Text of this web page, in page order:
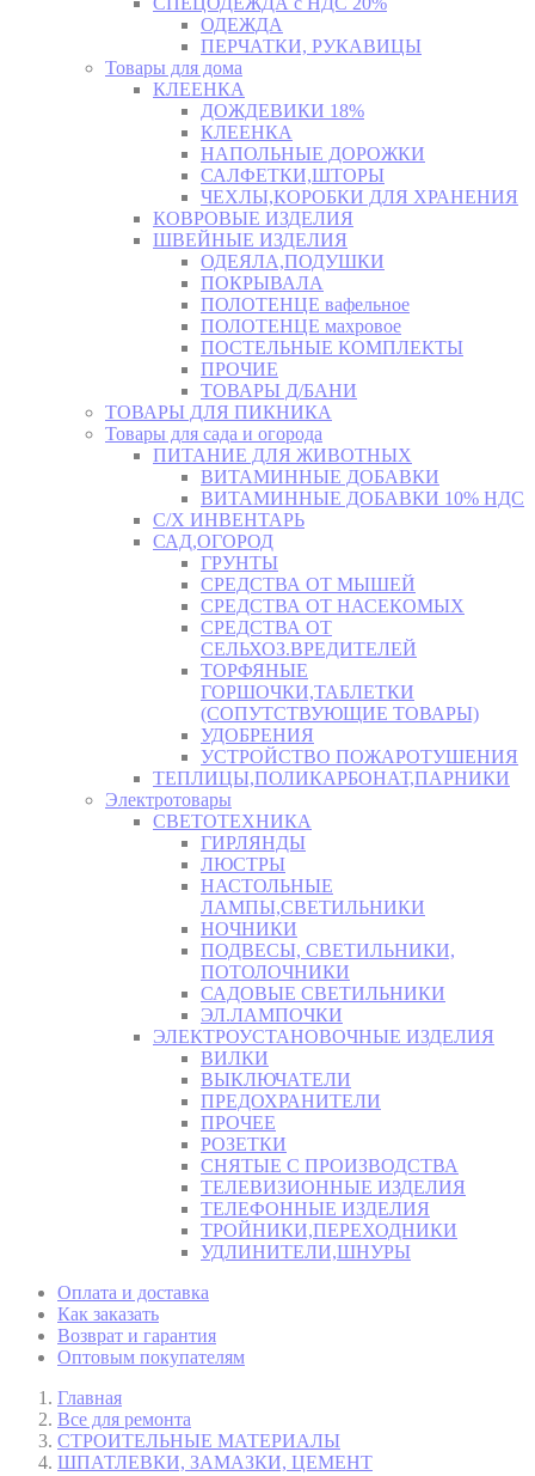
ОДЕЖДА
ПЕРЧАТКИ, РУКАВИЦЫ
Товары для дома
КЛЕЕНКА
ДОЖДЕВИКИ 18%
КЛЕЕНКА
НАПОЛЬНЫЕ ДОРОЖКИ
САЛФЕТКИ,ШТОРЫ
ЧЕХЛЫ,КОРОБКИ ДЛЯ ХРАНЕНИЯ
КОВРОВЫЕ ИЗДЕЛИЯ
ШВЕЙНЫЕ ИЗДЕЛИЯ
ОДЕЯЛА,ПОДУШКИ
ПОКРЫВАЛА
ПОЛОТЕНЦЕ вафельное
ПОЛОТЕНЦЕ махровое
ПОСТЕЛЬНЫЕ КОМПЛЕКТЫ
ПРОЧИЕ
ТОВАРЫ Д/БАНИ
ТОВАРЫ ДЛЯ ПИКНИКА
Товары для сада и огорода
ПИТАНИЕ ДЛЯ ЖИВОТНЫХ
ВИТАМИННЫЕ ДОБАВКИ
ВИТАМИННЫЕ ДОБАВКИ 10% НДС
С/Х ИНВЕНТАРЬ
САД,ОГОРОД
ГРУНТЫ
СРЕДСТВА ОТ МЫШЕЙ
СРЕДСТВА ОТ НАСЕКОМЫХ
СРЕДСТВА ОТ
СЕЛЬХОЗ.ВРЕДИТЕЛЕЙ
ТОРФЯНЫЕ
ГОРШОЧКИ,ТАБЛЕТКИ
(СОПУТСТВУЮЩИЕ ТОВАРЫ)
УДОБРЕНИЯ
УСТРОЙСТВО ПОЖАРОТУШЕНИЯ
ТЕПЛИЦЫ,ПОЛИКАРБОНАТ,ПАРНИКИ
Электротовары
СВЕТОТЕХНИКА
ГИРЛЯНДЫ
ЛЮСТРЫ
НАСТОЛЬНЫЕ
ЛАМПЫ,СВЕТИЛЬНИКИ
НОЧНИКИ
ПОДВЕСЫ, СВЕТИЛЬНИКИ,
ПОТОЛОЧНИКИ
САДОВЫЕ СВЕТИЛЬНИКИ
ЭЛ.ЛАМПОЧКИ
ЭЛЕКТРОУСТАНОВОЧНЫЕ ИЗДЕЛИЯ
ВИЛКИ
ВЫКЛЮЧАТЕЛИ
ПРЕДОХРАНИТЕЛИ
ПРОЧЕЕ
РОЗЕТКИ
СНЯТЫЕ С ПРОИЗВОДСТВА
ТЕЛЕВИЗИОННЫЕ ИЗДЕЛИЯ
ТЕЛЕФОННЫЕ ИЗДЕЛИЯ
ТРОЙНИКИ,ПЕРЕХОДНИКИ
УДЛИНИТЕЛИ,ШНУРЫ
Оплата и доставка
Как заказать
Возврат и гарантия
Оптовым покупателям
Главная
Все для ремонта
СТРОИТЕЛЬНЫЕ МАТЕРИАЛЫ
ШПАТЛЕВКИ, ЗАМАЗКИ, ЦЕМЕНТ